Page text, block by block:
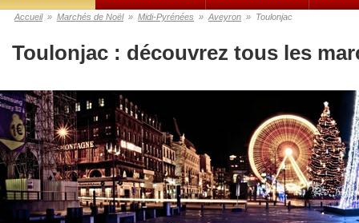
Accueil » Marchés de Noël » Midi-Pyrénées » Aveyron » Toulonjac
Toulonjac : découvrez tous les